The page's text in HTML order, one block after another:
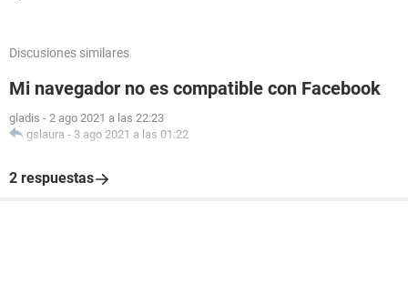
Discusiones similares
Mi navegador no es compatible con Facebook
gladis - 2 ago 2021 a las 22:23
gslaura - 3 ago 2021 a las 01:22
2 respuestas